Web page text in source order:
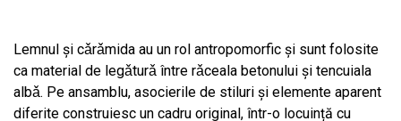
Lemnul şi cǎrǎmida au un rol antropomorfic şi sunt folosite
ca material de legǎturǎ între rǎceala betonului şi tencuiala
albǎ. Pe ansamblu, asocierile de stiluri și elemente aparent
diferite construiesc un cadru original, într-o locuință cu